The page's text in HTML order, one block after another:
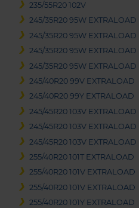
235/55R20 102V
245/35R20 95W EXTRALOAD
245/35R20 95W EXTRALOAD
245/35R20 95W EXTRALOAD
245/35R20 95W EXTRALOAD
245/40R20 99V EXTRALOAD
245/40R20 99Y EXTRALOAD
245/45R20 103V EXTRALOAD
245/45R20 103V EXTRALOAD
245/45R20 103V EXTRALOAD
255/40R20 101T EXTRALOAD
255/40R20 101V EXTRALOAD
255/40R20 101V EXTRALOAD
255/40R20 101Y EXTRALOAD